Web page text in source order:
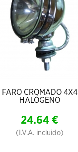
FARO CROMADO 4X4
HALÓGENO
24.64 €
(I.V.A. incluido)